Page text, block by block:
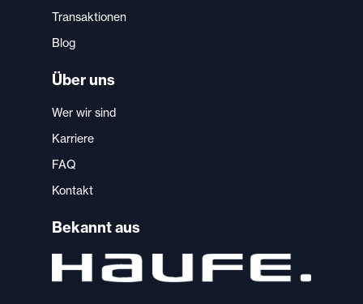
Transaktionen
Blog
Über uns
Wer wir sind
Karriere
FAQ
Kontakt
Bekannt aus